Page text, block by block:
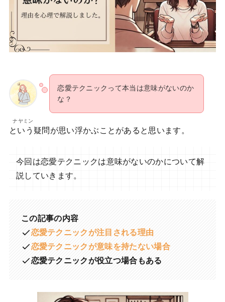
ナヤミン
恋愛テクニックって本当は意味がないのか
な？
という疑問が思い浮かぶことがあると思います。
今回は恋愛テクニックは意味がないのかについて解
説していきます。
この記事の内容
恋愛テクニックが注目される理由
恋愛テクニックが意味を持たない場合
恋愛テクニックが役立つ場合もある